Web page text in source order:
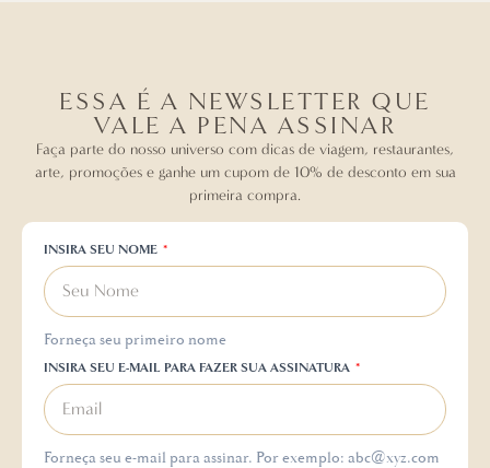
ESSA É A NEWSLETTER QUE
VALE A PENA ASSINAR
Faça parte do nosso universo com dicas de viagem, restaurantes,
arte, promoções e ganhe um cupom de 10% de desconto em sua
primeira compra.
INSIRA SEU NOME
Forneça seu primeiro nome
INSIRA SEU E-MAIL PARA FAZER SUA ASSINATURA
Forneça seu e-mail para assinar. Por exemplo: abc@xyz.com